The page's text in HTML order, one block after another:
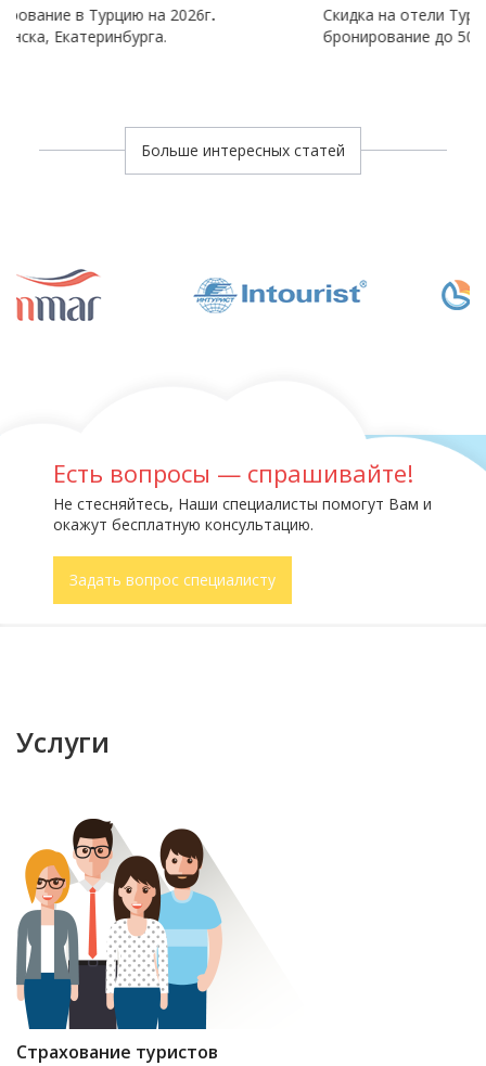
на 2026г.
Скидка на отели Турции, России по
бронирование до 50%
Больше интересных статей
Есть вопросы — спрашивайте!
Не стесняйтесь, Наши специалисты помогут Вам и
окажут бесплатную консультацию.
Задать вопрос специалисту
Услуги
Страхование туристов